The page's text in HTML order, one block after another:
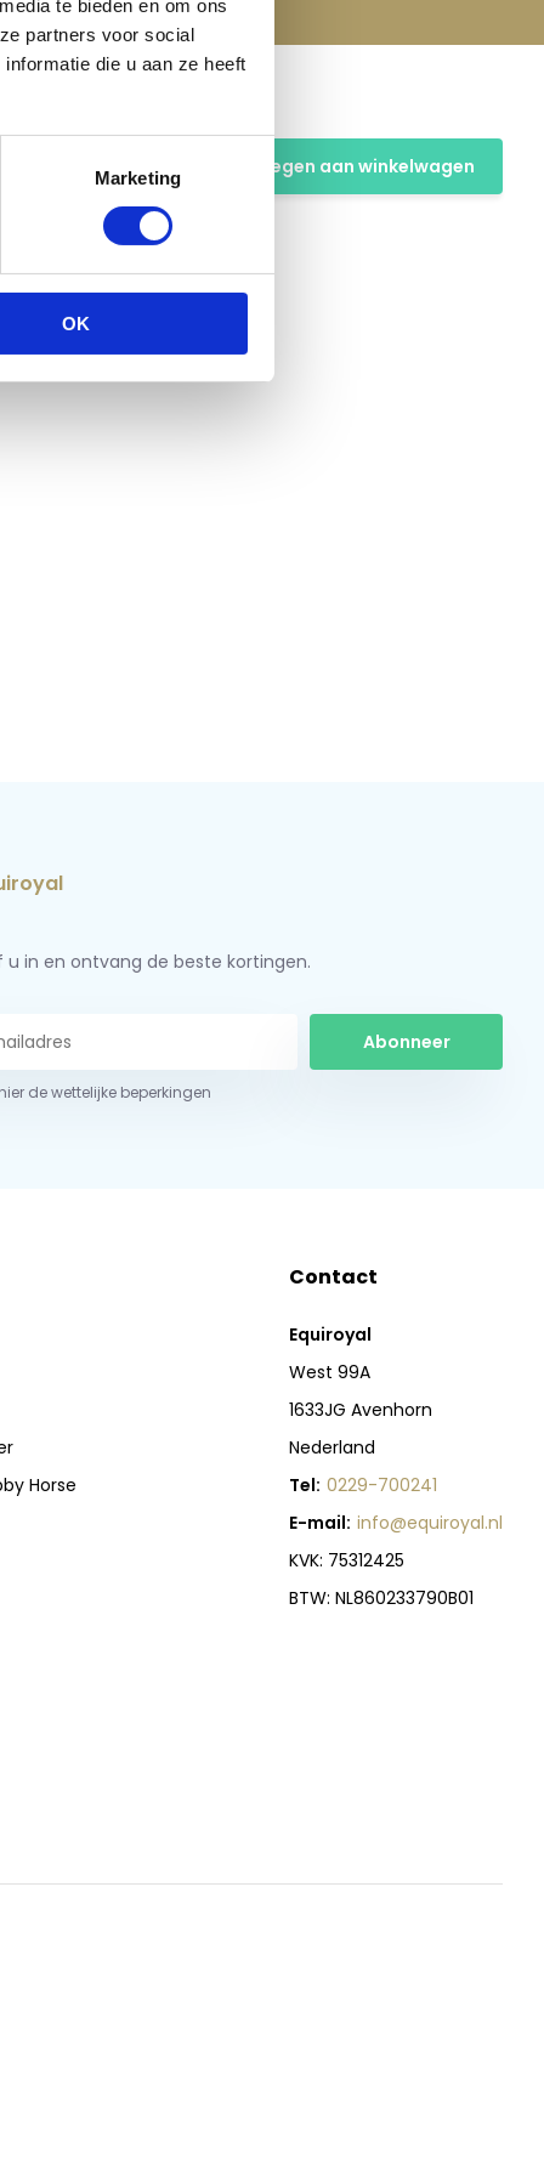
te bieden en om ons
partners voor social
die u aan ze heeft
Marketing
OK
Toevoegen aan winkelwagen
u in en ontvang de beste kortingen.
Abonneer
de wettelijke beperkingen
Horse
Contact
Equiroyal
West 99A
1633JG Avenhorn
Nederland
Tel: 0229-700241
E-mail: info@equiroyal.nl
KVK: 75312425
BTW: NL860233790B01